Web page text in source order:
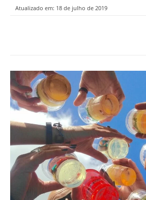
Atualizado em: 18 de julho de 2019